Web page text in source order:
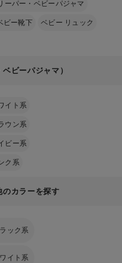
ーパー・ベビーパジャマ
ビー靴下 ベビー リュック
ビーパジャマ）
イト系
ウン系
ビー系
ク系
のカラーを探す
ック系
イト系